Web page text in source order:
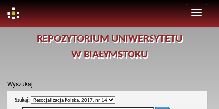
REPOZYTORIUM UNIWERSYTETU
W BIAŁYMSTOKU
Wyszukaj
Szukaj: